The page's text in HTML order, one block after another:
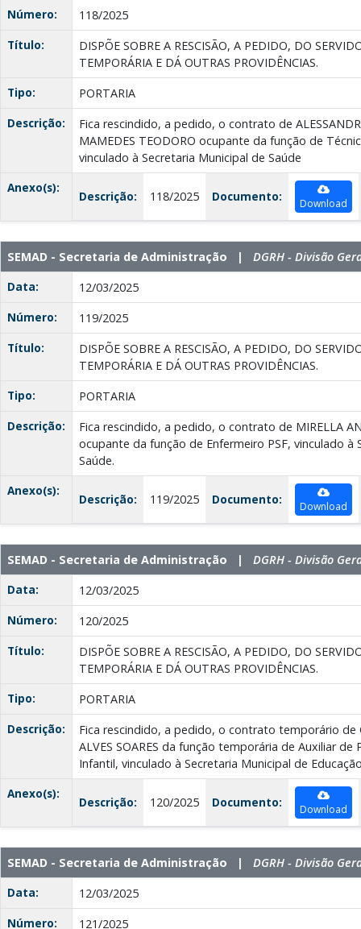
Número:
118/2025
Título:
DISPÕE SOBRE A RESCISÃO, A PEDIDO, DO
TEMPORÁRIA E DÁ OUTRAS PROVIDÊNCIAS.
Tipo:
PORTARIA
Descrição:
Fica rescindido, a pedido, o contrato de
MAMEDES TEODORO ocupante da função de
vinculado à Secretaria Municipal de Saúde
Anexo(s):
Descrição: 118/2025 Documento: Download
SEMAD - Secretaria de Administração | DGRH - Divisão
Data:
12/03/2025
Número:
119/2025
Título:
DISPÕE SOBRE A RESCISÃO, A PEDIDO, DO
TEMPORÁRIA E DÁ OUTRAS PROVIDÊNCIAS.
Tipo:
PORTARIA
Descrição:
Fica rescindido, a pedido, o contrato de MIRELLA
ocupante da função de Enfermeiro PSF, vinculado à
Saúde.
Anexo(s):
Descrição: 119/2025 Documento: Download
SEMAD - Secretaria de Administração | DGRH - Divisão
Data:
12/03/2025
Número:
120/2025
Título:
DISPÕE SOBRE A RESCISÃO, A PEDIDO, DO
TEMPORÁRIA E DÁ OUTRAS PROVIDÊNCIAS.
Tipo:
PORTARIA
Descrição:
Fica rescindido, a pedido, o contrato temporário de
ALVES SOARES da função temporária de Auxiliar de
Infantil, vinculado à Secretaria Municipal de
Anexo(s):
Descrição: 120/2025 Documento: Download
SEMAD - Secretaria de Administração | DGRH - Divisão
Data:
12/03/2025
Número:
121/2025